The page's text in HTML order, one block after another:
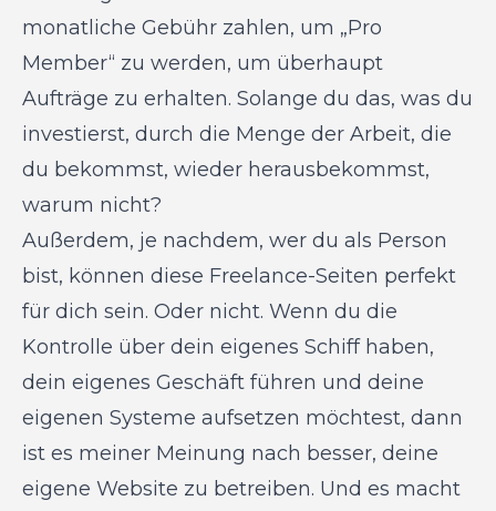
monatliche Gebühr zahlen, um „Pro
Member“ zu werden, um überhaupt
Aufträge zu erhalten. Solange du das, was du
investierst, durch die Menge der Arbeit, die
du bekommst, wieder herausbekommst,
warum nicht?
Außerdem, je nachdem, wer du als Person
bist, können diese Freelance-Seiten perfekt
für dich sein. Oder nicht. Wenn du die
Kontrolle über dein eigenes Schiff haben,
dein eigenes Geschäft führen und deine
eigenen Systeme aufsetzen möchtest, dann
ist es meiner Meinung nach besser, deine
eigene Website zu betreiben. Und es macht